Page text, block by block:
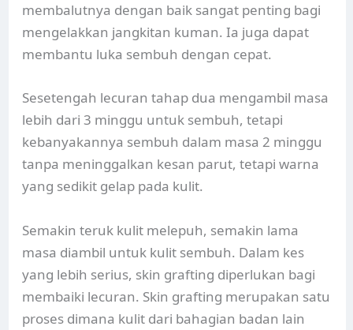
membalutnya dengan baik sangat penting bagi
mengelakkan jangkitan kuman. Ia juga dapat
membantu luka sembuh dengan cepat.
Sesetengah lecuran tahap dua mengambil masa
lebih dari 3 minggu untuk sembuh, tetapi
kebanyakannya sembuh dalam masa 2 minggu
tanpa meninggalkan kesan parut, tetapi warna
yang sedikit gelap pada kulit.
Semakin teruk kulit melepuh, semakin lama
masa diambil untuk kulit sembuh. Dalam kes
yang lebih serius, skin grafting diperlukan bagi
membaiki lecuran. Skin grafting merupakan satu
proses dimana kulit dari bahagian badan lain